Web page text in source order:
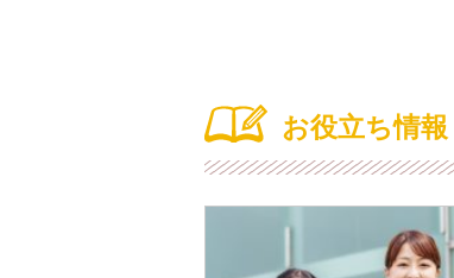
お役立ち情報